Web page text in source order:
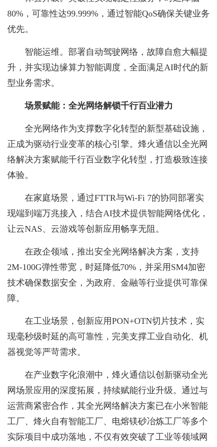
80%，可靠性达99.999%，通过智能QoS确保关键业务
优先。
智能运维。部署自动驾驶网络，故障自愈大幅提
升，并实现边缘算力智能调度，全面满足AI时代的新
型业务需求。
场景赋能：全光网络解锁千行百业潜力
全光网络作为支撑数字化转型的新型基础设施，
正成为驱动行业变革的核心引擎。烽火通信以全光网
络解决方案赋能千行百业数字化转型，打造极致连接
体验。
在家庭场景，通过FTTR与Wi-Fi 7的协同部署实
现端到端万兆接入，结合AI技术提供智能网络优化，
让云NAS、云游戏等创新应用畅享无阻。
在政企领域，推出安全光网络解决方案，支持
2M-100G弹性带宽，时延降低70%，并采用SM4加密
技术确保数据安全，为政府、金融等行业提供可靠保
障。
在工业场景，创新应用PON+OTN切片技术，实
现毫秒级时延的高可靠性，完美支撑工业自动化、机
器视觉等严苛需求。
在产业数字化浪潮中，烽火通信以创新驱动全光
网场景应用的深度拓展，持续赋能行业升级。通过与
运营商紧密合作，其全光网络解决方案已在小米智能
工厂、烽火自有智能工厂、电熔镁砂冶炼工厂等多个
实际项目中成功落地，不仅有效突破了工业等领域网